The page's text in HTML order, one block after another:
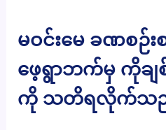
မဝင်းမေ ခဏစဉ်
ဖေ့ရွာဘက်မှ ကိုခ
ကို သတိရလိုက်သ